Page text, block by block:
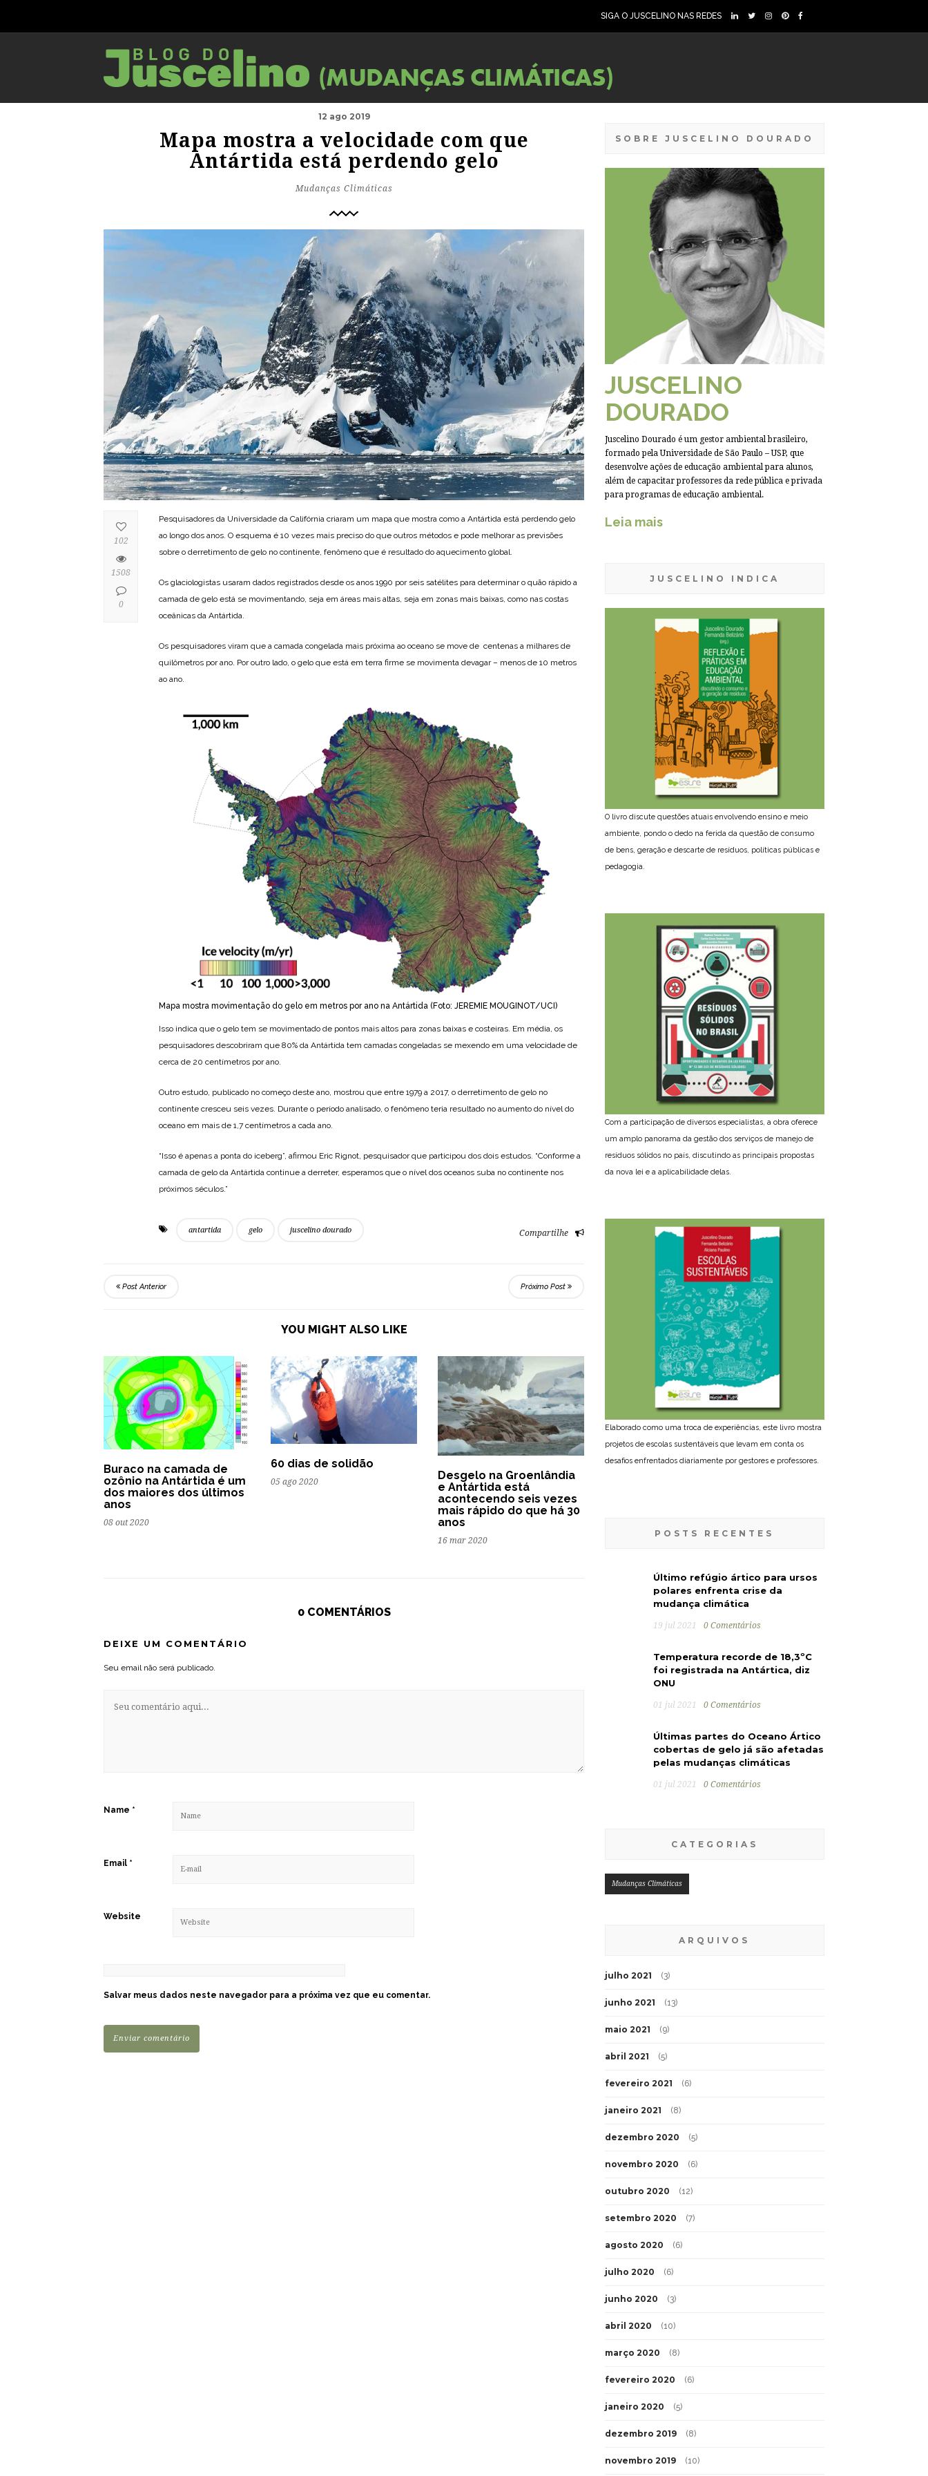
SIGA O JUSCELINO NAS REDES
12 ago 2019
Mapa mostra a velocidade com que
Antártida está perdendo gelo
Mudanças Climáticas
Pesquisadores da Universidade da Califórnia criaram um mapa que mostra como a Antártida está perdendo gelo
ao longo dos anos. O esquema é 10 vezes mais preciso do que outros métodos e pode melhorar as previsões
sobre o derretimento de gelo no continente, fenômeno que é resultado do aquecimento global.
Os glaciologistas usaram dados registrados desde os anos 1990 por seis satélites para determinar o quão rápido a
camada de gelo está se movimentando, seja em áreas mais altas, seja em zonas mais baixas, como nas costas
oceânicas da Antártida.
Os pesquisadores viram que a camada congelada mais próxima ao oceano se move de centenas a milhares de
quilômetros por ano. Por outro lado, o gelo que está em terra firme se movimenta devagar – menos de 10 metros
ao ano.
Mapa mostra movimentação do gelo em metros por ano na Antártida (Foto: JEREMIE MOUGINOT/UCI)
Isso indica que o gelo tem se movimentado de pontos mais altos para zonas baixas e costeiras. Em média, os
pesquisadores descobriram que 80% da Antártida tem camadas congeladas se mexendo em uma velocidade de
cerca de 20 centímetros por ano.
Outro estudo, publicado no começo deste ano, mostrou que entre 1979 a 2017, o derretimento de gelo no
continente cresceu seis vezes. Durante o período analisado, o fenômeno teria resultado no aumento do nível do
oceano em mais de 1,7 centímetros a cada ano.
“Isso é apenas a ponta do iceberg”, afirmou Eric Rignot, pesquisador que participou dos dois estudos. “Conforme a
camada de gelo da Antártida continue a derreter, esperamos que o nível dos oceanos suba no continente nos
próximos séculos.”
antartida gelo juscelino dourado Compartilhe
102
1508
0
Post Anterior Próximo Post
YOU MIGHT ALSO LIKE
Buraco na camada de
ozônio na Antártida é um
dos maiores dos últimos
anos
08 out 2020
60 dias de solidão
05 ago 2020
Desgelo na Groenlândia
e Antártida está
acontecendo seis vezes
mais rápido do que há 30
anos
16 mar 2020
0 COMENTÁRIOS
DEIXE UM COMENTÁRIO
Seu email não será publicado.
Name *
Email *
Website
Salvar meus dados neste navegador para a próxima vez que eu comentar.
SOBRE JUSCELINO DOURADO
JUSCELINO
DOURADO
Juscelino Dourado é um gestor ambiental brasileiro,
formado pela Universidade de São Paulo – USP, que
desenvolve ações de educação ambiental para alunos,
além de capacitar professores da rede pública e privada
para programas de educação ambiental.
Leia mais
JUSCELINO INDICA
O livro discute questões atuais envolvendo ensino e meio
ambiente, pondo o dedo na ferida da questão de consumo
de bens, geração e descarte de resíduos, políticas públicas e
pedagogia.
Com a participação de diversos especialistas, a obra oferece
um amplo panorama da gestão dos serviços de manejo de
resíduos sólidos no país, discutindo as principais propostas
da nova lei e a aplicabilidade delas.
Elaborado como uma troca de experiências, este livro mostra
projetos de escolas sustentáveis que levam em conta os
desafios enfrentados diariamente por gestores e professores.
POSTS RECENTES
Último refúgio ártico para ursos
polares enfrenta crise da
mudança climática
19 jul 2021 0 Comentários
Temperatura recorde de 18,3ºC
foi registrada na Antártica, diz
ONU
01 jul 2021 0 Comentários
Últimas partes do Oceano Ártico
cobertas de gelo já são afetadas
pelas mudanças climáticas
01 jul 2021 0 Comentários
CATEGORIAS
Mudanças Climáticas
ARQUIVOS
julho 2021 (3)
junho 2021 (13)
maio 2021 (9)
abril 2021 (5)
fevereiro 2021 (6)
janeiro 2021 (8)
dezembro 2020 (5)
novembro 2020 (6)
outubro 2020 (12)
setembro 2020 (7)
agosto 2020 (6)
julho 2020 (6)
junho 2020 (3)
abril 2020 (10)
março 2020 (8)
fevereiro 2020 (6)
janeiro 2020 (5)
dezembro 2019 (8)
novembro 2019 (10)